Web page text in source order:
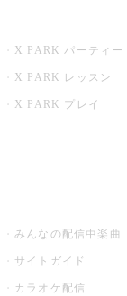
X PARK パーティー
X PARK レッスン
X PARK プレイ
みんなの配信中楽曲
サイトガイド
カラオケ配信